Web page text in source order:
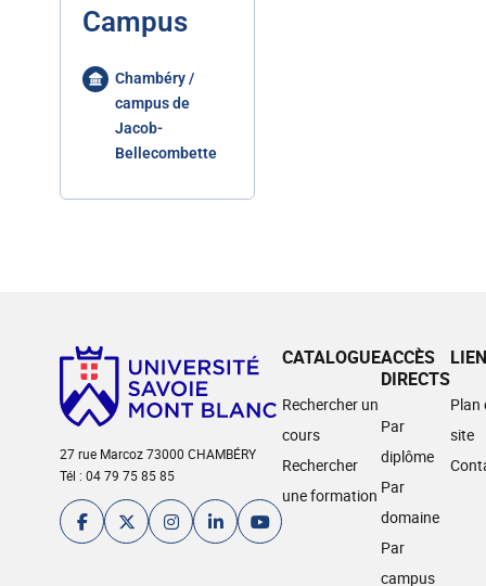
Campus
Chambéry /
campus de
Jacob-
Bellecombette
27 rue Marcoz 73000 CHAMBÉRY
Tél : 04 79 75 85 85
CATALOGUE
Rechercher un
cours
Rechercher
une formation
ACCÈS
DIRECTS
Par
diplôme
Par
domaine
Par
campus
Plan
site